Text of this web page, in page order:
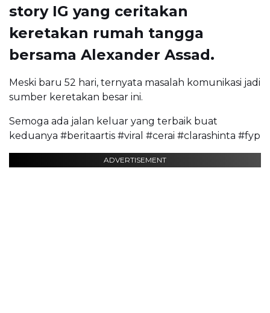
story IG yang ceritakan
keretakan rumah tangga
bersama Alexander Assad.
Meski baru 52 hari, ternyata masalah komunikasi jadi
sumber keretakan besar ini.
Semoga ada jalan keluar yang terbaik buat
keduanya #beritaartis #viral #cerai #clarashinta #fyp
ADVERTISEMENT